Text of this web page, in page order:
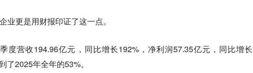
业更是用财报印证了这一点。
度营收194.96亿元，同比增长192%，净利润57.35亿元，同比增长
了2025年全年的53%。